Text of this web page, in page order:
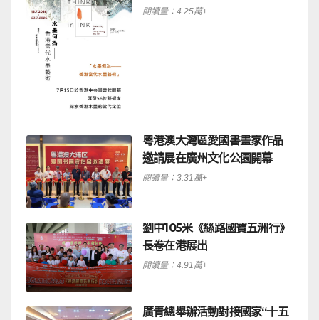
閱讀量：4.25萬+
粵港澳大灣區愛國書畫家作品
邀請展在廣州文化公園開幕
閱讀量：3.31萬+
劉中105米《絲路國寶五洲行》
長卷在港展出
閱讀量：4.91萬+
廣青總舉辦活動對接國家“十五